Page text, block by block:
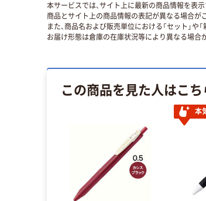
本サービスでは、サイト上に最新の商品情報を表示
商品とサイト上の商品情報の表記が異なる場合が
また、商品名および販売単位における「セット」や
お届け形態は倉庫の在庫状況等により異なる場合
この商品を見た人はこ
本